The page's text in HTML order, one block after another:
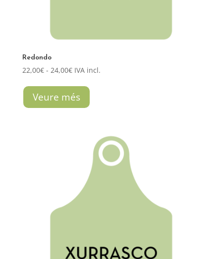
Redondo
22,00€ - 24,00€Rango
precios:
desde
IVA incl.
Veure més